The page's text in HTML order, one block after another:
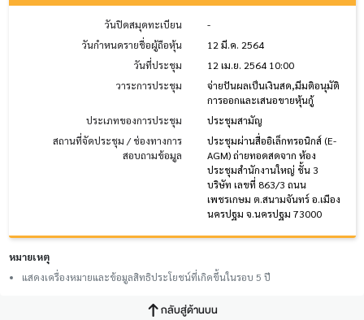
วันปิดสมุดทะเบียน
-
วันกำหนดรายชื่อผู้ถือหุ้น
12 มี.ค. 2564
วันที่ประชุม
12 เม.ย. 2564 10:00
วาระการประชุม
จ่ายปันผลเป็นเงินสด,มีมติอนุมัติ
การออกและเสนอขายหุ้นกู้
ประเภทของการประชุม
ประชุมสามัญ
สถานที่จัดประชุม / ช่องทางการ
สอบถามข้อมูล
ประชุมผ่านสื่ออิเล็กทรอนิกส์ (E-
AGM) ถ่ายทอดสดจาก ห้อง
ประชุมสำนักงานใหญ่ ชั้น 3
บริษัท เลขที่ 863/3 ถนน
เพชรเกษม ต.สนามจันทร์ อ.เมือง
นครปฐม จ.นครปฐม 73000
หมายเหตุ
แสดงเครื่องหมายและข้อมูลสิทธิประโยชน์ที่เกิดขึ้นในรอบ 5 ปี
กลับสู่ด้านบน